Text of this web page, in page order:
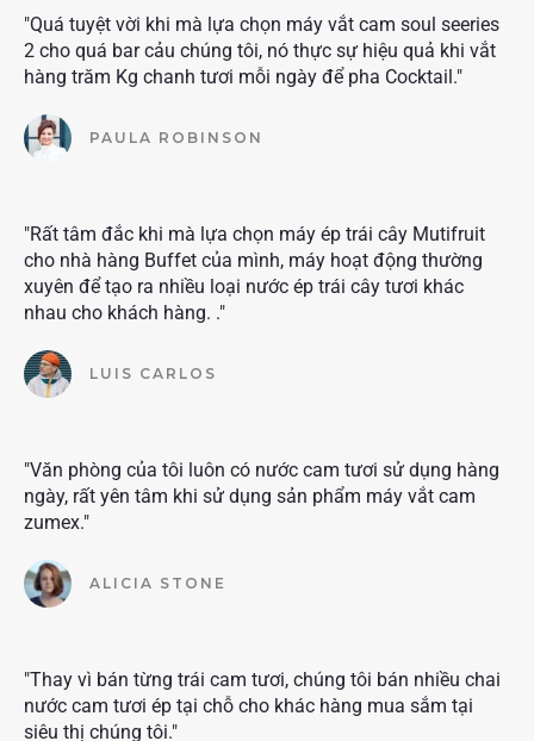
"Quá tuyệt vời khi mà lựa chọn máy vắt cam soul seeries
2 cho quá bar cảu chúng tôi, nó thực sự hiệu quả khi vắt
hàng trăm Kg chanh tươi mỗi ngày để pha Cocktail."
PAULA ROBINSON
"Rất tâm đắc khi mà lựa chọn máy ép trái cây Mutifruit
cho nhà hàng Buffet của mình, máy hoạt động thường
xuyên để tạo ra nhiều loại nước ép trái cây tươi khác
nhau cho khách hàng. ."
LUIS CARLOS
"Văn phòng của tôi luôn có nước cam tươi sử dụng hàng
ngày, rất yên tâm khi sử dụng sản phẩm máy vắt cam
zumex."
ALICIA STONE
"Thay vì bán từng trái cam tươi, chúng tôi bán nhiều chai
nước cam tươi ép tại chỗ cho khác hàng mua sắm tại
siêu thị chúng tôi."